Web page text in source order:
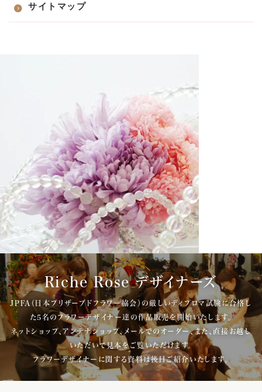
サイトマップ
Riche Rose デザイナーズ
JPFA（日本プリザーブドフラワー協会）の厳しいディプロマ試験に合格し
た5名のフラワーデザイナー達の作品販売を開始いたします。
ネットショップ、アンテナショップ、メールでのオーダー、また、直接お越し
いただいて見本をご覧いただけます。
フラワーデザイナーに関する資料は後日ご紹介いたします。